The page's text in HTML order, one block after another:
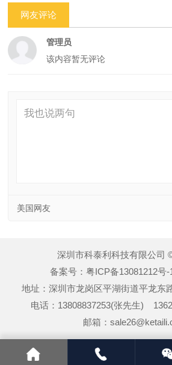
网友评论
管理员
该内容暂无评论
美国网友
深圳市科泰利科技有限公司
备案号： 粤ICP备13081212号-
地址：深圳市龙岗区平湖街道平龙东
电话：13808837253(张先生)
邮箱：